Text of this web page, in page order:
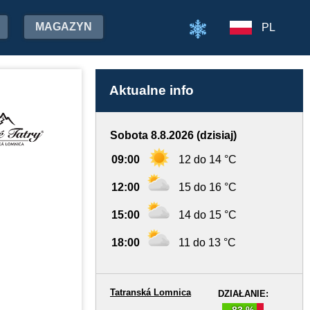
MAGAZYN PL
Aktualne info
Sobota 8.8.2026 (dzisiaj)
09:00 12 do 14 °C
12:00 15 do 16 °C
15:00 14 do 15 °C
18:00 11 do 13 °C
DZIAŁANIE:
Tatranská Lomnica